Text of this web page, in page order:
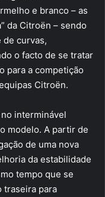
e branco – as
da Citroën – sendo
de curvas,
o facto de se tratar
para a competição
Citroën.
interminável
modelo. A partir de
de uma nova
da estabilidade
tempo que se
traseira para